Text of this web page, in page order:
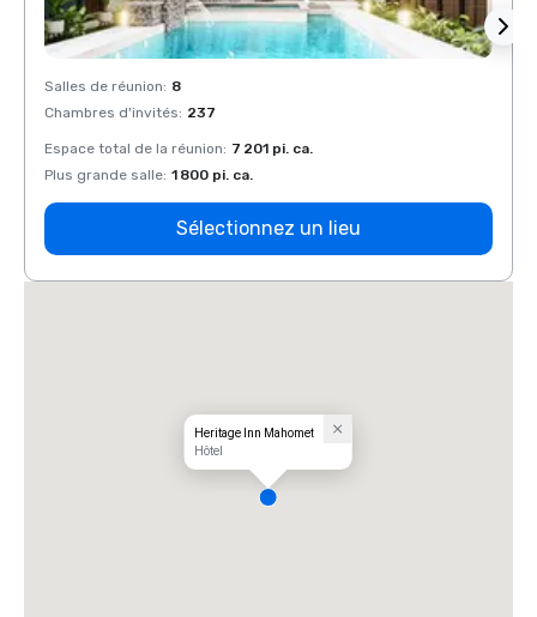
Salles de réunion: 8
Chambres d'invités: 237
Espace total de la réunion: 7 201 pi. ca.
Plus grande salle: 1 800 pi. ca.
Sélectionnez un lieu
Heritage Inn Mahomet
Hôtel